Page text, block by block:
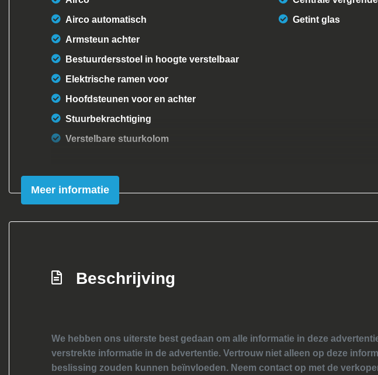
Airco automatisch
Armsteun achter
Bestuurdersstoel in hoogte verstelbaar
Elektrische ramen voor
Hoofdsteunen voor en achter
Stuurbekrachtiging
Verstelbare stuurkolom
Getint glas
Meer informatie
Beschrijving
We hebben ons uiterste best gedaan om alle informatie in deze
verstrekte informatie in de advertentie. Vertrouw niet alleen op deze
beslissing zouden kunnen beïnvloeden. Neem contact op met de